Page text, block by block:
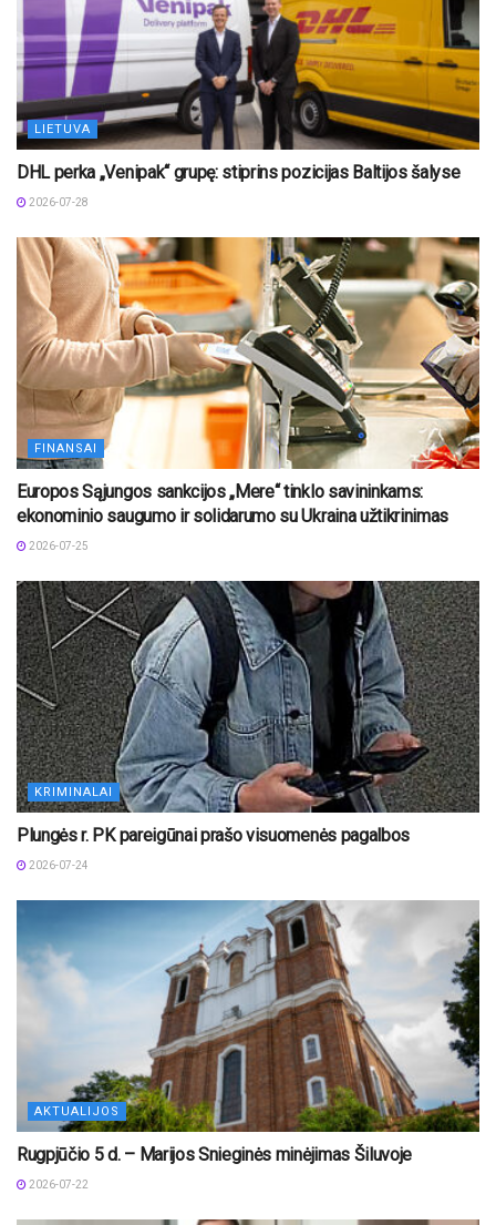
LIETUVA
DHL perka „Venipak“ grupę: stiprins pozicijas Baltijos šalyse
2026-07-28
FINANSAI
Europos Sąjungos sankcijos „Mere“ tinklo savininkams:
ekonominio saugumo ir solidarumo su Ukraina užtikrinimas
2026-07-25
KRIMINALAI
Plungės r. PK pareigūnai prašo visuomenės pagalbos
2026-07-24
AKTUALIJOS
Rugpjūčio 5 d. – Marijos Snieginės minėjimas Šiluvoje
2026-07-22